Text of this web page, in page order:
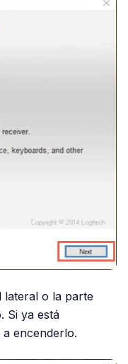
lateral o la parte
Si ya está
encenderlo.